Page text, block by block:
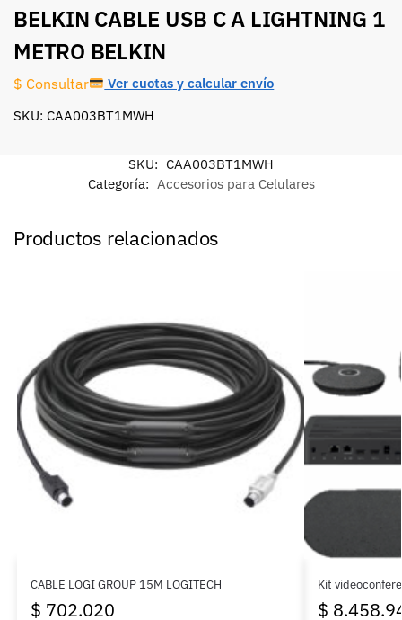
BELKIN CABLE USB C A LIGHTNING 1
METRO BELKIN
$ Consultar Ver cuotas y calcular envío
SKU: CAA003BT1MWH
SKU: CAA003BT1MWH
Categoría: Accesorios para Celulares
Productos relacionados
CABLE LOGI GROUP 15M LOGITECH
$ 702.020
Kit
$